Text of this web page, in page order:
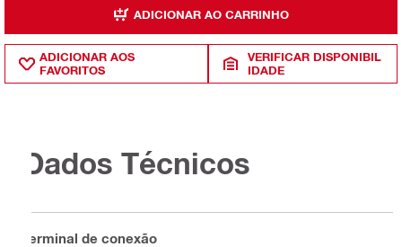
ADICIONAR AO CARRINHO
ADICIONAR AOS
FAVORITOS
VERIFICAR DISPONIBIL
IDADE
Dados Técnicos
Terminal de conexão